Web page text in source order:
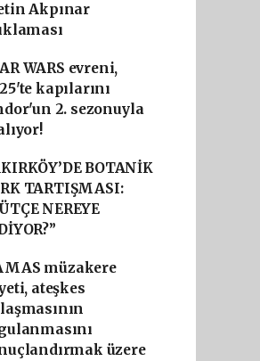
Akpınar
WARS evreni,
kapılarını
2. sezonuyla
BOTANİK
TARTIŞMASI:
NEREYE
müzakere
ateşkes
üzere